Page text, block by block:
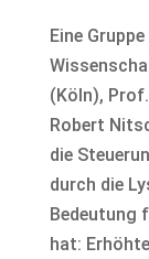
Eine
(Köln),
Robert
die
durch die
Bedeutung
hat: